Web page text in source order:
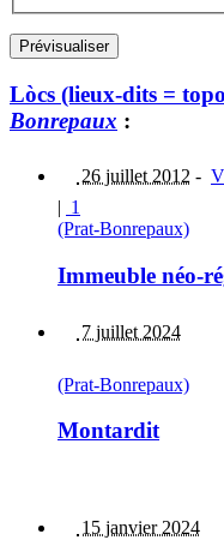
Lòcs (lieux-dits =
Bonrepaux :
26 juillet 2012 -
| 1
(Prat-Bonrepaux)
Immeuble néo-
7 juillet 2024
(Prat-Bonrepaux)
Montardit
15 janvier 2024